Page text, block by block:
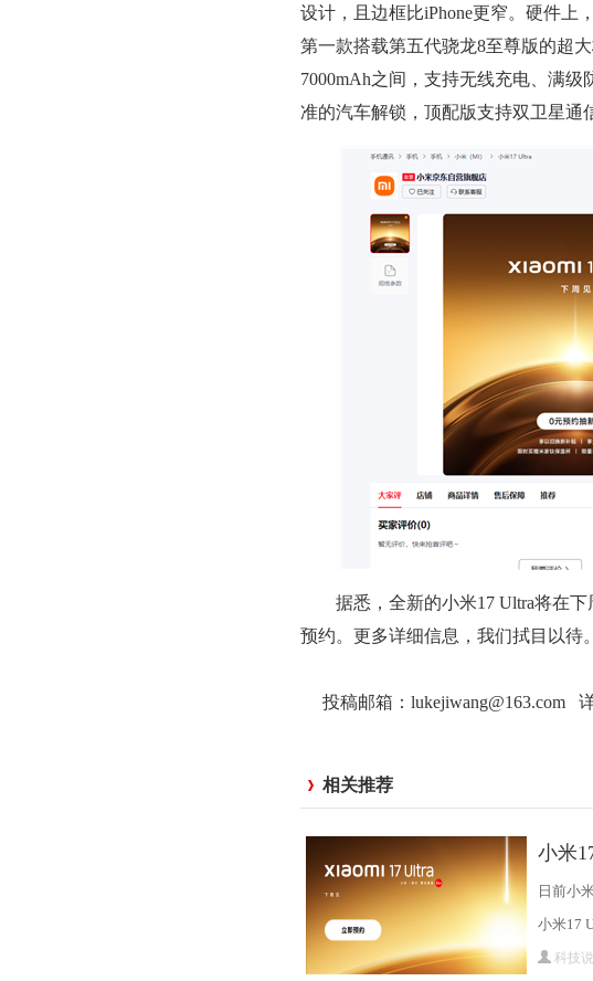
设计，且边框比iPhone更窄。硬件上
第一款搭载第五代骁龙8至尊版的超
7000mAh之间，支持无线充电、满
准的汽车解锁，顶配版支持双卫星通
据悉，全新的小米17 Ultra将在下
预约。更多详细信息，我们拭目以待
投稿邮箱：lukejiwang@163.com
相关推荐
小米
日前小
小米17
科技说